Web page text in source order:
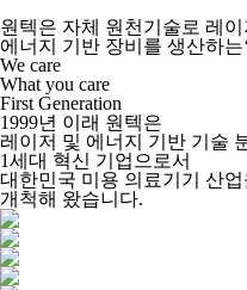
원텍은 자체 원천기술로 레
에너지 기반 장비를 생산하는
We care
What you care
First Generation
1999년 이래 원텍은
레이저 및 에너지 기반 기술
1세대 혁신 기업으로서
대한민국 미용 의료기기 산업
개척해 왔습니다.